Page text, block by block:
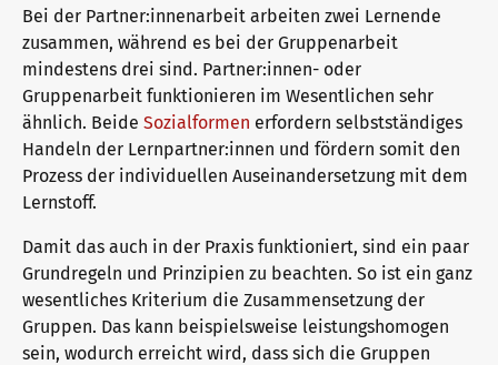
Why telc certificates?
Verification of telc certificates
Language examinations: support & FAQ
Campus
DaF/DaZ Knowledge Portal
Support & FAQs – Training
We are telc
Bei der Partner:innenarbeit arbeiten zwei Lernende
zusammen, während es bei der Gruppenarbeit
mindestens drei sind. Partner:innen- oder
Gruppenarbeit funktionieren im Wesentlichen sehr
ähnlich. Beide Sozialformen erfordern selbstständiges
Handeln der Lernpartner:innen und fördern somit den
Prozess der individuellen Auseinandersetzung mit dem
Lernstoff.
Damit das auch in der Praxis funktioniert, sind ein paar
Grundregeln und Prinzipien zu beachten. So ist ein ganz
wesentliches Kriterium die Zusammensetzung der
Gruppen. Das kann beispielsweise leistungshomogen
sein, wodurch erreicht wird, dass sich die Gruppen